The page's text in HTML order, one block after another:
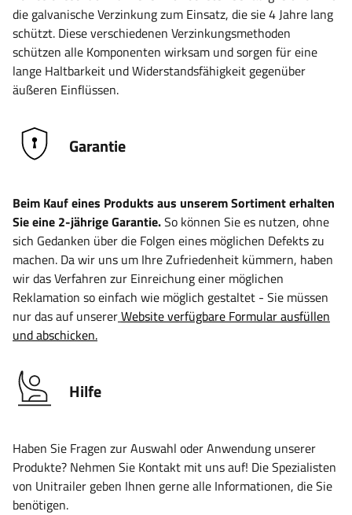
die galvanische Verzinkung zum Einsatz, die sie 4 Jahre lang
schützt. Diese verschiedenen Verzinkungsmethoden
schützen alle Komponenten wirksam und sorgen für eine
lange Haltbarkeit und Widerstandsfähigkeit gegenüber
äußeren Einflüssen.
Garantie
Beim Kauf eines Produkts aus unserem Sortiment erhalten
Sie eine 2-jährige Garantie.So können Sie es nutzen, ohne
sich Gedanken über die Folgen eines möglichen Defekts zu
machen. Da wir uns um Ihre Zufriedenheit kümmern, haben
wir das Verfahren zur Einreichung einer möglichen
Reklamation so einfach wie möglich gestaltet - Sie müssen
nur das auf unsererWebsite verfügbare Formular ausfüllen
und abschicken.
Hilfe
Haben Sie Fragen zur Auswahl oder Anwendung unserer
Produkte? Nehmen Sie Kontakt mit uns auf! Die Spezialisten
von Unitrailer geben Ihnen gerne alle Informationen, die Sie
benötigen.